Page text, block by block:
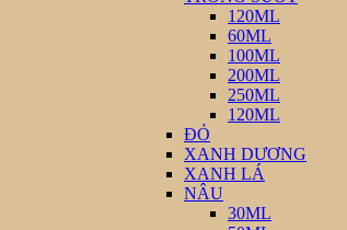
120ML
60ML
100ML
200ML
250ML
120ML
ĐỎ
XANH DƯƠNG
XANH LÁ
NÂU
30ML